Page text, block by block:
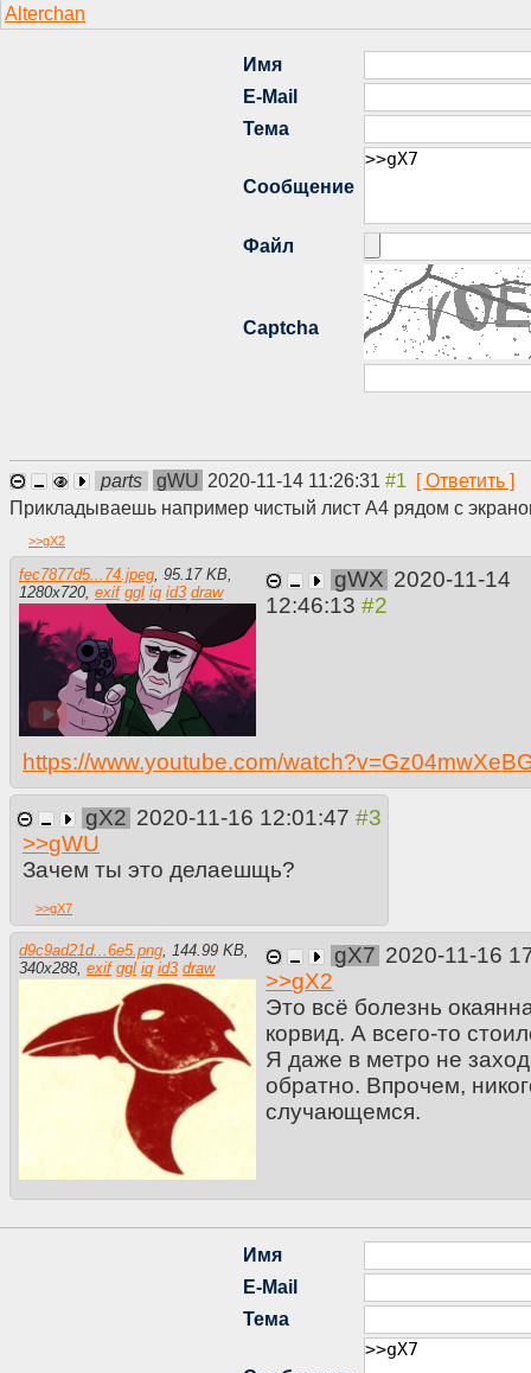
parts gWU 2020-11-14 11:26:31
Прикладываешь например чистый лист А4 рядом с
>>gX2
fec7877d5...74.jpeg 95.17 KB
1280x720 exif ggl iq id3 draw
gWX 2020-11-14
12:46:13
https://www.youtube.com/
gX2 2020-11-16 12:01:47
>>gWU
Зачем ты это делаешщь?
>>gX7
d9c9ad21d...6e5.png 144.99 KB
340x288 exif ggl iq id3 draw
gX7 2020-11-16
>>gX2
Это всё болезнь
корвид. А всего-то
Я даже в метро не
обратно. Впрочем,
случающемся.